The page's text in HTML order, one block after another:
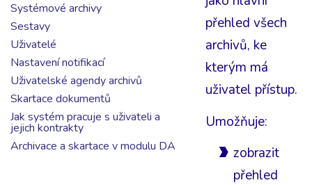
Systémové archivy
Sestavy
Uživatelé
Nastavení notifikací
Uživatelské agendy archivů
Skartace dokumentů
Jak systém pracuje s uživateli a
jejich kontrakty
Archivace a skartace v modulu DA
přehled všech
archivů, ke
kterým má
uživatel přístup.
Umožňuje:
zobrazit
přehled